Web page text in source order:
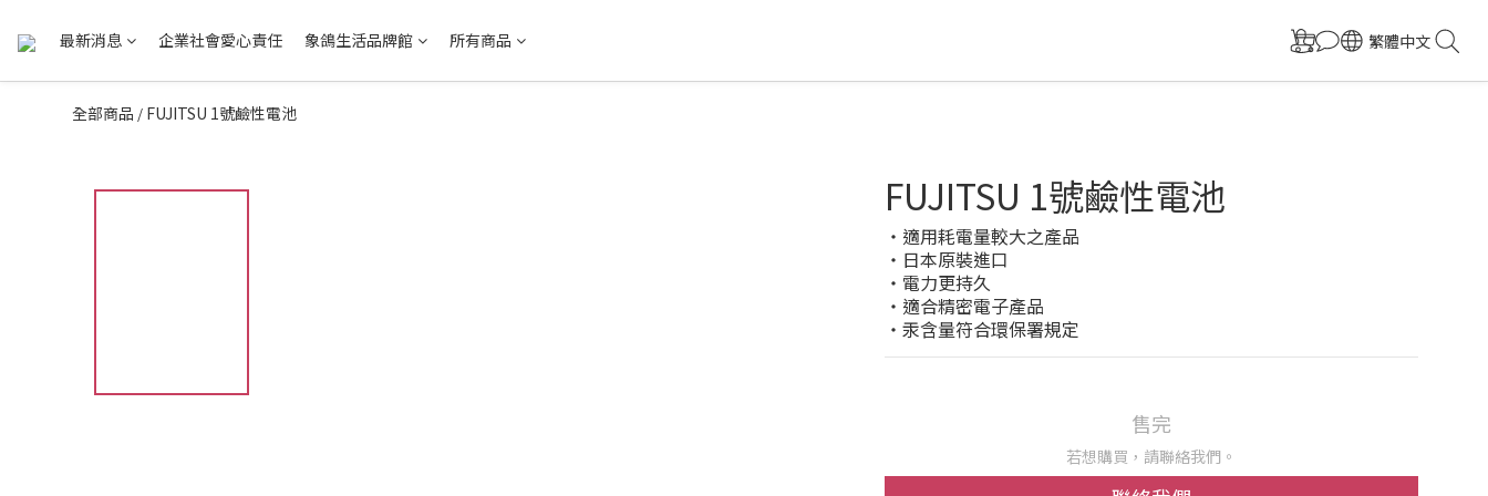
最新消息 企業社會愛心責任 象鴿生活品牌館 所有商品 繁體中文
全部商品 / FUJITSU 1號鹼性電池
FUJITSU 1號鹼性電池
‧適用耗電量較大之產品
‧日本原裝進口
‧電力更持久
‧適合精密電子產品
‧汞含量符合環保署規定
售完
若想購買，請聯絡我們。